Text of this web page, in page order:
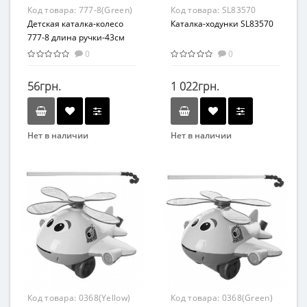
Код товара: 777-8(Green)
Детская каталка-колесо
777-8 длина ручки-43см
(Зелёный)
0
56грн.
Нет в наличии
Каталка
Возраст
От 2-х лет
Материал
Код товара: SL83570
Каталка-ходунки SL83570
0
1 022грн.
Нет в наличии
Возраст
От 12 мес
Материал
Пластик
Код товара: 0368(Yellow)
Код товара: 0368(Green)